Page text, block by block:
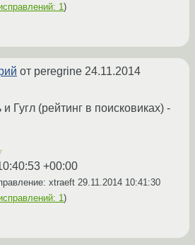
1)
от peregrine 24.11.2014
и Гугл (рейтинг в поисковиках) -
+00:00
xtraeft 29.11.2014 10:41:30
1)